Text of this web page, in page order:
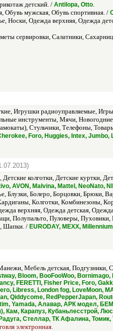
детский. / Antilopa, Otto.
Обувь мужская, Обувь спортивная. /
Носки, Одежда верхняя, Одежда
сервировки, Салатники,
Игрушки радиоуправляемые,
инструменты, Мячи,
Стульчики, Телефоны,
Foro, Huggies, Intex,
колготки, Детские куртки,
AVON, Malvina, Mattel,
Блузки, Болеро, Борцовки, Брюки,
Колготки, Комбинезоны,
верхняя, Одежда детская,
Полупальто, Пуловеры,
Шапки. / EURODAY, MEXX, Millennium
Мебель детская,
Bloom, BooFooWoo,
FERETTI, Fisher Price, Foro,
Libress, London fog, LoveMoon,
Qiddycome, RedPepperJapan,
Yamada, Алавар, АРК модел,
Кам, Карапуз, Кубаньлесстрой,
Стеллар, ТК Афалина, Томик,
электронная.